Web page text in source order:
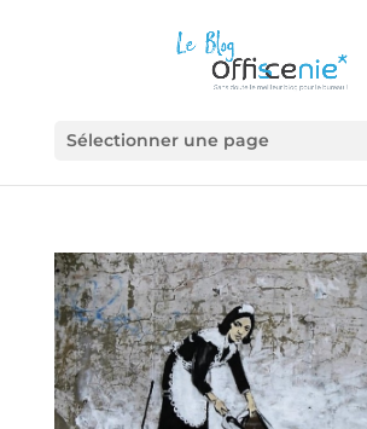
Sélectionner une page